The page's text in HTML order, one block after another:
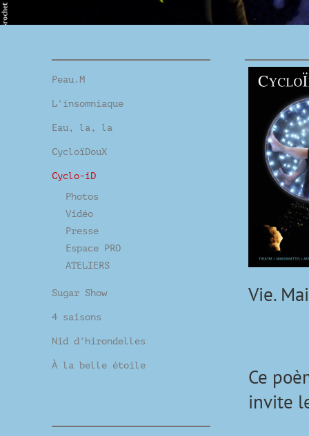
Peau.M
L'insomniaque
Eau, la, la
CycloïDouX
Cyclo-iD
Photos
Vidéo
Presse
Espace PRO
ATELIERS
Sugar Show
4 saisons
Nid d'hirondelles
À la belle étoile
Vie.
Ce
invite